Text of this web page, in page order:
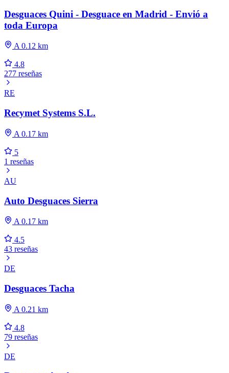
Desguaces Quini - Desguace en Madrid - Envió a
toda Europa
A 0.12 km
4.8
277 reseñas
RE
Recymet Systems S.L.
A 0.17 km
5
1 reseñas
AU
Auto Desguaces Sierra
A 0.17 km
4.5
43 reseñas
DE
Desguaces Tacha
A 0.21 km
4.8
79 reseñas
DE